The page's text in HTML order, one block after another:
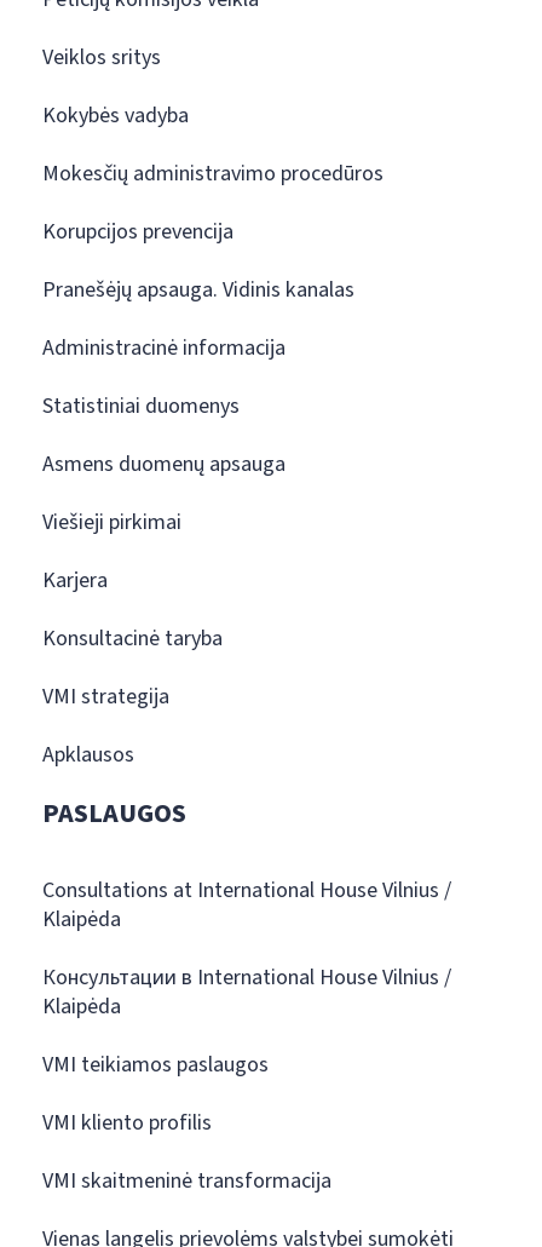
Veiklos sritys
Kokybės vadyba
Mokesčių administravimo procedūros
Korupcijos prevencija
Pranešėjų apsauga. Vidinis kanalas
Administracinė informacija
Statistiniai duomenys
Asmens duomenų apsauga
Viešieji pirkimai
Karjera
Konsultacinė taryba
VMI strategija
Apklausos
PASLAUGOS
Consultations at International House Vilnius /
Klaipėda
Консультации в International House Vilnius /
Klaipėda
VMI teikiamos paslaugos
VMI kliento profilis
VMI skaitmeninė transformacija
Vienas langelis prievolėms valstybei sumokėti